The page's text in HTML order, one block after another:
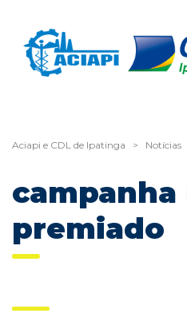
Aciapi e CDL de Ipatinga > Notícias
campanha
premiado